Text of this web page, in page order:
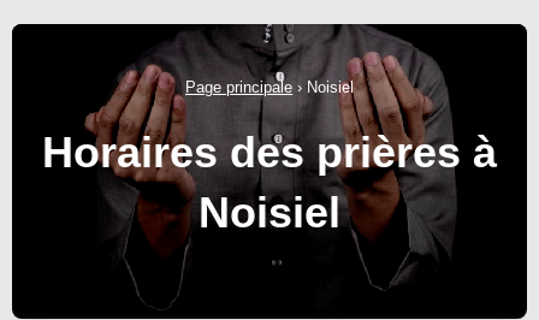
Page principale › Noisiel
Horaires des prières à
Noisiel